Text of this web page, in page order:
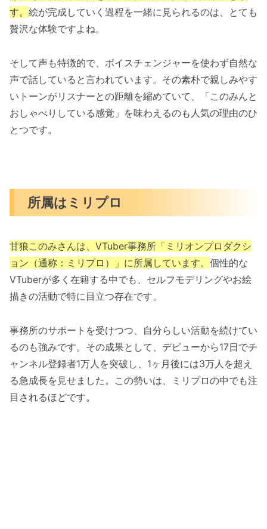
す。 絵が完成していく過程を一緒に見られるのは、とても
贅沢な体験ですよね。
そして声も特徴的で、ボイスチェンジャーを使わず自然な
声で話していると言われています。その素朴で親しみやす
いトーンがリスナーとの距離を縮めていて、「このみんと
おしゃべりしている感覚」を味わえるのも人気の理由のひ
とつです。
所属はミリプロ
甘狼このみさんは、VTuber事務所「ミリオンプロダクシ
ョン（通称：ミリプロ）」に所属しています。 個性的な
VTuberが多く在籍する中でも、セルフモデリングやお絵
描きの活動で特に目立つ存在です。
事務所のサポートを受けつつ、自分らしい活動を続けてい
るのも強みです。その成果として、デビューから17日でチ
ャンネル登録者1万人を突破し、1ヶ月後には3万人を超え
る急成長を見せました。この勢いは、ミリプロの中でも注
目されるほどです。